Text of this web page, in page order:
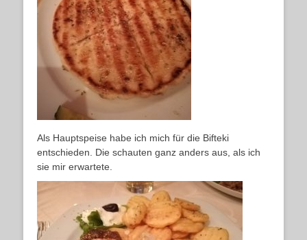
Als Hauptspeise habe ich mich für die Bifteki
entschieden. Die schauten ganz anders aus, als ich
sie mir erwartete.